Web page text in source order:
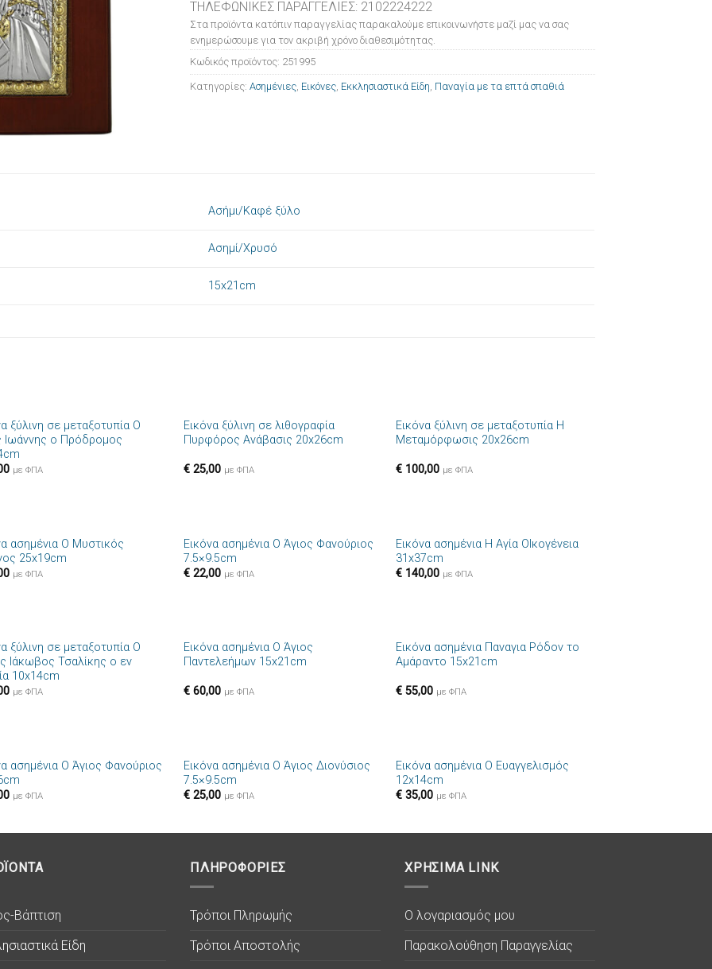
ΤΗΛΕΦΩΝΙΚΕΣ ΠΑΡΑΓΓΕΛΙΕΣ: 2102224222
Στα προϊόντα κατόπιν παραγγελίας παρακαλούμε επικοινωνήστε μαζί μας να σας
ενημερώσουμε για τον ακριβή χρόνο διαθεσιμότητας.
Κωδικός προϊόντος: 251995
Κατηγορίες: Ασημένιες Εικόνες Εκκλησιαστικά Είδη Παναγία με τα επτά σπαθιά
Ασήμι/Καφέ ξύλο
Ασημί/Χρυσό
15x21cm
Πρόσθήκη
στην λίστα
ξύλινη σε μεταξοτυπία Ο
Ιωάννης ο Πρόδρομος
με ΦΠΑ
Πρόσθήκη
στην λίστα
Εικόνα ξύλινη σε λιθογραφία
Πυρφόρος Ανάβασις 20x26cm
€ 25,00 με ΦΠΑ
Πρόσθήκη
Εικόνα ξύλινη σε μεταξοτυπία Η
Μεταμόρφωσις 20x26cm
€100,00 με ΦΠΑ
Πρόσθήκη
ασημένια Ο Μυστικός
25x19cm
με ΦΠΑ
Πρόσθήκη
Εικόνα ασημένια Ο Άγιος Φανούριος
7.5×9.5cm
€ 22,00 με ΦΠΑ
Πρόσθήκη
Εικόνα ασημένια Η Αγία ΟΙκογένεια
31x37cm
€140,00 με ΦΠΑ
Πρόσθήκη
στην λίστα
ξύλινη σε μεταξοτυπία Ο
Ιάκωβος Τσαλίκης ο εν
10x14cm
με ΦΠΑ
Εικόνα ασημένια Ο Άγιος
Παντελεήμων 15x21cm
€ 60,00 με ΦΠΑ
Πρόσθήκη
Εικόνα ασημένια Παναγια Ρόδον το
Αμάραντο 15x21cm
€55,00 με ΦΠΑ
Πρόσθήκη
ασημένια Ο Άγιος Φανούριος
με ΦΠΑ
Πρόσθήκη
Εικόνα ασημένια Ο Άγιος Διονύσιος
7.5×9.5cm
€ 25,00 με ΦΠΑ
Πρόσθήκη
Εικόνα ασημένια Ο Ευαγγελισμός
12x14cm
€35,00 με ΦΠΑ
Βάπτιση
Είδη
ΠΛΗΡΟΦΟΡΙΕΣ
Τρόποι Πληρωμής
Τρόποι Αποστολής
ΧΡΗΣΙΜΑ LINK
Ο λογαριασμός μου
Παρακολούθηση Παραγγελίας